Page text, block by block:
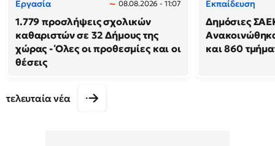
Εργασία 08.08.2026 - 11:07
1.779 προσλήψεις σχολικών
καθαριστών σε 32 Δήμους της
χώρας - Όλες οι προθεσμίες και οι
θέσεις
Εκπαίδευση
Δημόσιες
και 860
τελευταία νέα